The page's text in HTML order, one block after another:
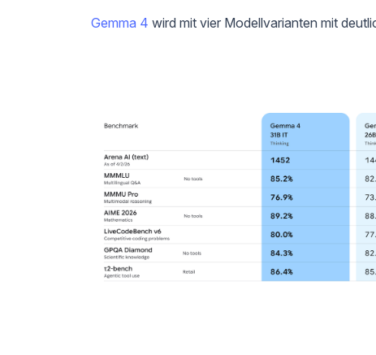
Gemma 4 wird mit vier Modellvarianten mit